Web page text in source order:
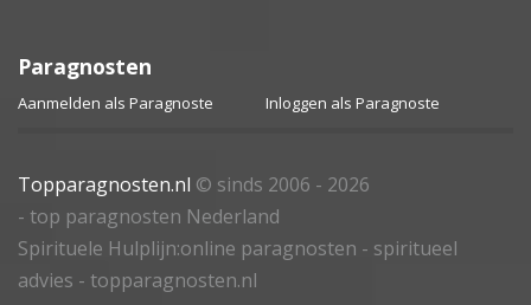
Paragnosten
Aanmelden als Paragnoste Inloggen als Paragnoste
Topparagnosten.nl © sinds 2006 - 2026
- top paragnosten Nederland
Spirituele Hulplijn:online paragnosten - spiritueel
advies - topparagnosten.nl